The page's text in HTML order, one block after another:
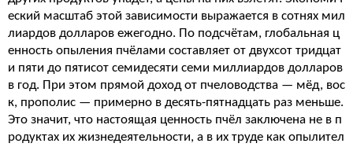
еский масштаб этой зависимости выражается в сотнях мил
лиардов долларов ежегодно. По подсчётам, глобальная ц
енность опыления пчёлами составляет от двухсот тридцат
и пяти до пятисот семидесяти семи миллиардов долларов
в год. При этом прямой доход от пчеловодства — мёд, вос
к, прополис — примерно в десять-пятнадцать раз меньше.
Это значит, что настоящая ценность пчёл заключена не в п
родуктах их жизнедеятельности, а в их труде как опылител